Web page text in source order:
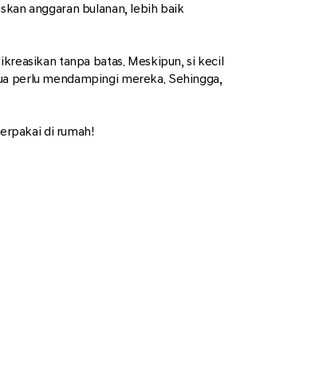
anggaran bulanan, lebih baik
tanpa batas. Meskipun, si kecil
perlu mendampingi mereka. Sehingga,
di rumah!